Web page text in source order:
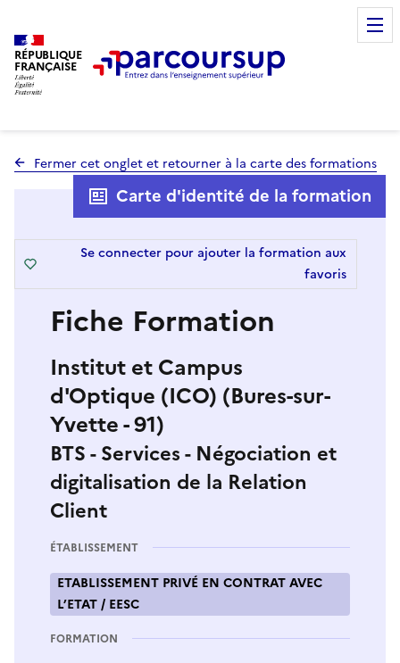
RÉPUBLIQUE
FRANÇAISE
Fermer cet onglet et retourner à la carte des formations
Fiche Formation
Institut et Campus
d'Optique (ICO) (Bures-sur-
Yvette - 91)
BTS - Services - Négociation et
digitalisation de la Relation
Client
Carte d'identité de la formation
Se connecter pour ajouter la formation aux
favoris
ÉTABLISSEMENT
ETABLISSEMENT PRIVÉ EN CONTRAT AVEC
L’ETAT / EESC
FORMATION